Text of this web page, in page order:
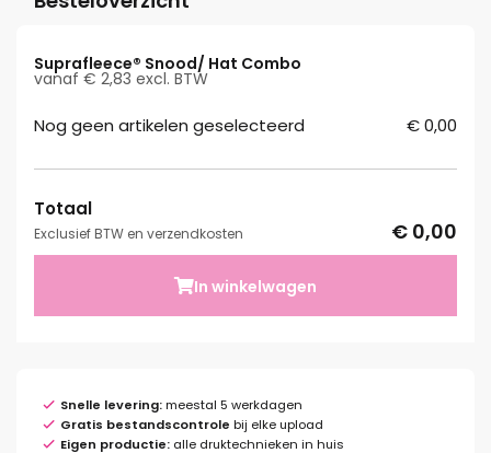
Suprafleece® Snood/ Hat Combo
vanaf € 2,83 excl. BTW
Nog geen artikelen geselecteerd € 0,00
Totaal
Exclusief BTW en verzendkosten € 0,00
In winkelwagen
Snelle levering:meestal 5 werkdagen
Gratis bestandscontrole bij elke upload
Eigen productie: alle druktechnieken in huis